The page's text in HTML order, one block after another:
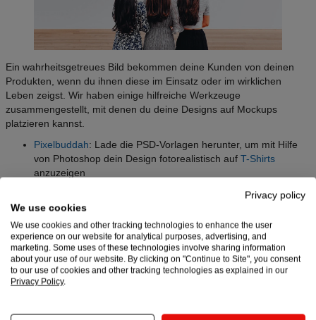
Ein wahrheitsgetreues Bild bekommen deine Kunden von deinen
Produkten, wenn du ihnen diese im Einsatz oder im wirklichen
Leben zeigst. Wir haben einige hilfreiche Werkzeuge
zusammengestellt, mit denen du deine Designs auf Mockups
platzieren kannst.
Pixelbuddah: Lade die PSD-Vorlagen herunter, um mit Hilfe
von Photoshop dein Design fotorealistisch auf T-Shirts
anzuzeigen
PlaceIt(Affiliate-Link,
realistischen Mockups von T-Shirts, Wandkunst, Handys usw.
Füge einfach dein Design per Drag & Drop ein.
Kostenlos GIFs/ Videos erstellen
Privacy policy
We use cookies
We use cookies and other tracking technologies to enhance the user
experience on our website for analytical purposes, advertising, and
marketing. Some uses of these technologies involve sharing information
about your use of our website. By clicking on "Continue to Site", you consent
to our use of cookies and other tracking technologies as explained in our
Privacy Policy.